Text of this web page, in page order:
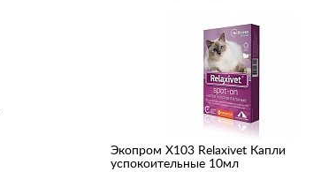
Экопром Х103 Relaxivet Капли
успокоительные 10мл